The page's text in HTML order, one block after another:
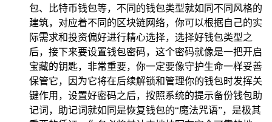
包、比特币钱包等，不同的钱包类型就如同不同风格的
建筑，对应着不同的区块链网络，你可以根据自己的实
际需求和投资偏好进行精心选择，选择好钱包类型之
后，接下来要设置钱包密码，这个密码就像是一把开启
宝藏的钥匙，非常重要，你一定要像守护生命一样妥善
保管它，因为它将在后续解锁和管理你的钱包时发挥关
键作用，设置好密码之后，按照系统的提示备份钱包助
记词，助记词就如同是恢复钱包的“魔法咒语”，是极其